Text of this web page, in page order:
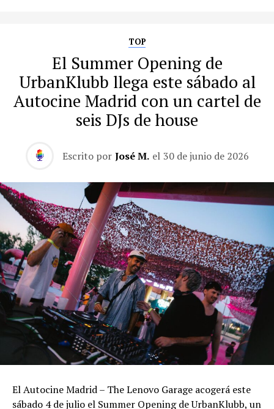
TOP
El Summer Opening de
UrbanKlubb llega este sábado al
Autocine Madrid con un cartel de
seis DJs de house
Escrito por José M. el 30 de junio de 2026
El Autocine Madrid – The Lenovo Garage acogerá este
sábado 4 de julio el Summer Opening de UrbanKlubb, un